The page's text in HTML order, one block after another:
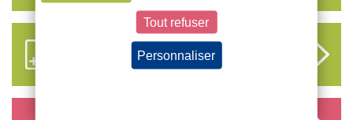
S’ABONNER AUX NOUVEAUX
CONTENUS CFTC
Tout refuser
Personnaliser